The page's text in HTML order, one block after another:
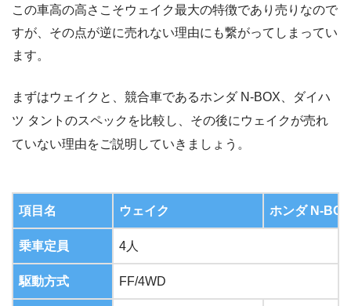
この車高の高さこそウェイク最大の特徴であり売りなので
すが、その点が逆に売れない理由にも繋がってしまってい
ます。
まずはウェイクと、競合車であるホンダ N-BOX、ダイハ
ツ タントのスペックを比較し、その後にウェイクが売れ
ていない理由をご説明していきましょう。
項目名 ウェイク ホンダ N-BOX
乗車定員 4人
駆動方式 FF/4WD